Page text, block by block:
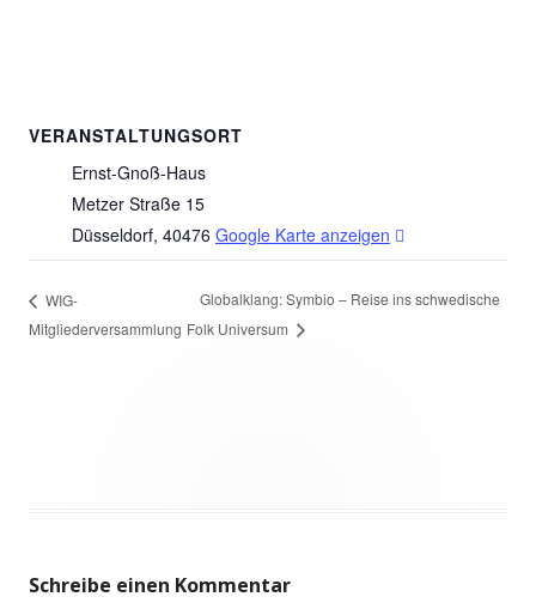
VERANSTALTUNGSORT
Ernst-Gnoß-Haus
Metzer Straße 15
Düsseldorf, 40476 Google Karte anzeigen
n
n
WIG-
Mitgliederversammlung
Globalklang: Symbio – Reise ins schwedische
Folk Universum
Schreibe einen Kommentar